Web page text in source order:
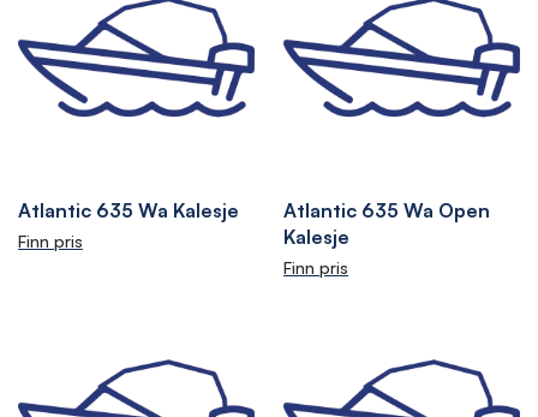
Atlantic 635 Wa Kalesje
Finn pris
Atlantic 635 Wa Open
Kalesje
Finn pris